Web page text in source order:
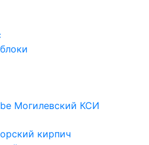
Могилевский КСИ
кирпич